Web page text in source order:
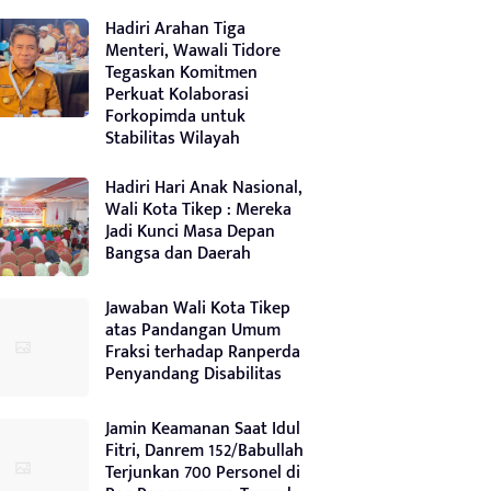
Hadiri Arahan Tiga
Menteri, Wawali Tidore
Tegaskan Komitmen
Perkuat Kolaborasi
Forkopimda untuk
Stabilitas Wilayah
Hadiri Hari Anak Nasional,
Wali Kota Tikep : Mereka
Jadi Kunci Masa Depan
Bangsa dan Daerah
Jawaban Wali Kota Tikep
atas Pandangan Umum
Fraksi terhadap Ranperda
Penyandang Disabilitas
Jamin Keamanan Saat Idul
Fitri, Danrem 152/Babullah
Terjunkan 700 Personel di